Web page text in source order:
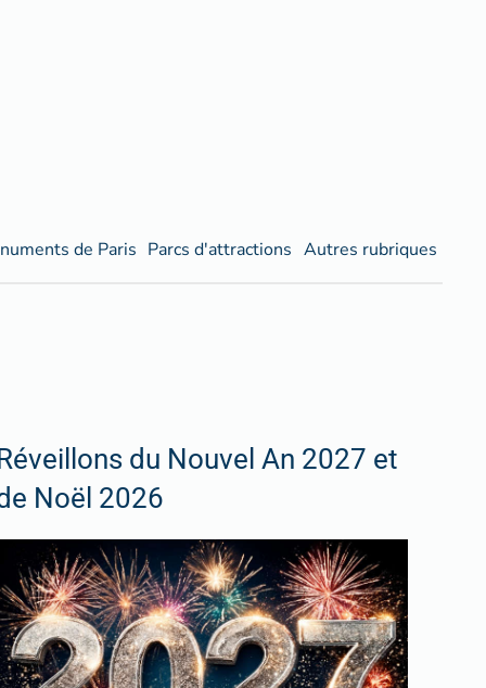
de Paris Parcs d'attractions Autres rubriques
du Nouvel An 2027 et
Noël 2026